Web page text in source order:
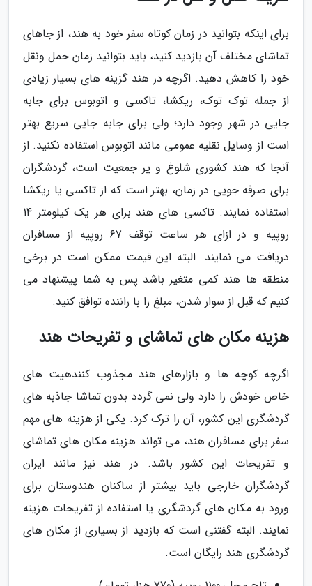
برای اینکه بتوانید در زمان کوتاه سفر خود به هند، از جاهای
تماشای مختلف آن بازدید کنید، باید بتوانید زمان حمل ونقل
خود را کاهش دهید. اگرچه در هند گزینه های بسیار زیادی
از جمله توک توک، ریکشا، تاکسی و اتوبوس برای جابه
جایی در شهر وجود دارد؛ ولی برای جابه جایی سریع بهتر
است از وسایل نقلیه عمومی مانند اتوبوس استفاده نکنید. از
آنجا که هند کشوری شلوغ و پر جمعیت است، گردشگران
برای صرفه جویی در زمان، بهتر است که از تاکسی یا ریکشا
استفاده نمایند. تاکسی های هند برای هر یک کیلومتر 14
روپیه و در ازای هر ساعت توقف 67 روپیه از مسافران
دریافت می نمایند. البته این قیمت ممکن است در برخی
منطقه ها هند کمی متغیر باشد پس به شما پیشنهاد می
کنیم که قبل از سوار شدن، مبلغ را با راننده توافق کنید.
هزینه مکان های تماشای و تفریحات هند
اگرچه کوچه ها و بازارهای هند مجذوب کنندهیت های
خاص خودش را دارد ولی نمی گردد بدون تماشا جاذبه های
گردشگری این کشور، آن را ترک کرد. یکی از هزینه های مهم
سفر برای مسافران هند، می تواند هزینه مکان های تماشای
و تفریحات این کشور باشد. در هند نیز مانند ایران
گردشگران خارجی باید بیشتر از ساکنان هندوستان برای
ورود به مکان های گردشگری یا استفاده از تفریحات هزینه
نمایند. البته گفتنی است که بازدید از بسیاری از مکان های
گردشگری هند رایگان است.